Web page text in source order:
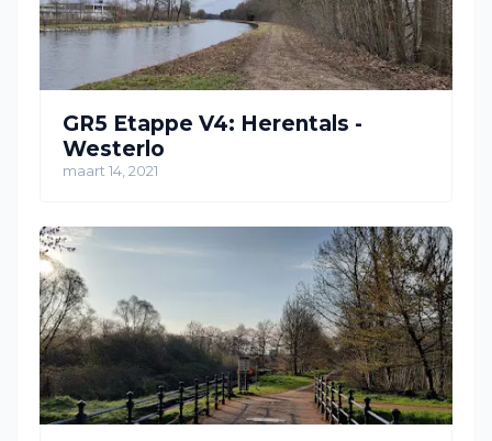
GR5 Etappe V4: Herentals -
Westerlo
maart 14, 2021